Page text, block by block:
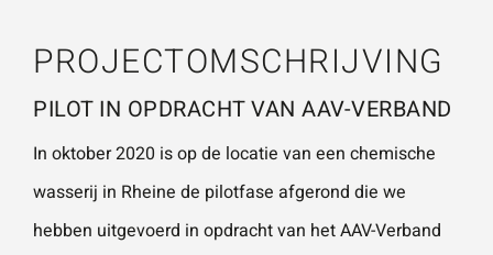
Telefoonnummer
Vraag of opmerking*
PROJECTOMSCHRIJVING
PILOT IN OPDRACHT VAN AAV-VERBAND
In oktober 2020 is op de locatie van een chemische
wasserij in Rheine de pilotfase afgerond die we
hebben uitgevoerd in opdracht van het AAV-Verband